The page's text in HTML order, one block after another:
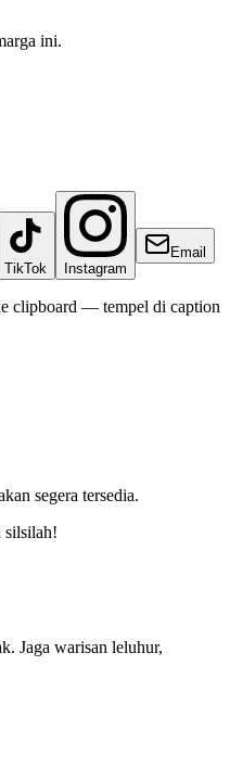
ini.
TikTok Instagram
Email
clipboard — tempel di caption
segera tersedia.
silsilah!
Jaga warisan leluhur,